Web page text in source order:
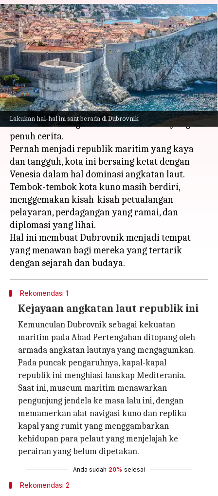
Lakukan hal-hal ini saat berada di Dubrovnik
Selami sejarah maritim
Dubrovnik dengan
rekomendasi berikut ini
menulis Taufiq Al Jufri Mar 08, 2024 12:26 pm
Apa ceritanya
Terletak di pesisir Laut Adriatik, Dubrovnik
adalah kota dengan masa lalu maritim yang
penuh cerita.
Pernah menjadi republik maritim yang kaya
dan tangguh, kota ini bersaing ketat dengan
Venesia dalam hal dominasi angkatan laut.
Tembok-tembok kota kuno masih berdiri,
menggemakan kisah-kisah petualangan
pelayaran, perdagangan yang ramai, dan
diplomasi yang lihai.
Hal ini membuat Dubrovnik menjadi tempat
yang menawan bagi mereka yang tertarik
Rekomendasi 1
Kejayaan angkatan laut republik ini
Kemunculan Dubrovnik sebagai kekuatan
maritim pada Abad Pertengahan ditopang oleh
armada angkatan lautnya yang mengagumkan.
Pada puncak pengaruhnya, kapal-kapal
republik ini menghiasi lanskap Mediterania.
Saat ini, museum maritim menawarkan
pengunjung jendela ke masa lalu ini, dengan
memamerkan alat navigasi kuno dan replika
kapal yang rumit yang menggambarkan
kehidupan para pelaut yang menjelajah ke
perairan yang belum dipetakan.
Anda sudah 20% selesai
Rekomendasi 2